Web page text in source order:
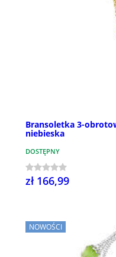
Bransoletka 3-
niebieska
DOSTĘPNY
zł 166,99
NOWOŚCI